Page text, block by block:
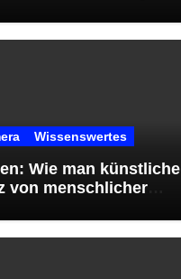
Wissenswertes
Wie man künstliche
von menschlicher